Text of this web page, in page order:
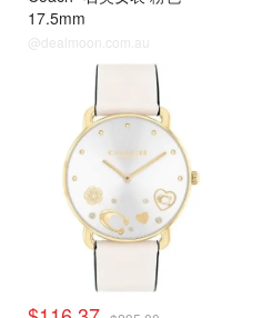
17.5mm
@dealmoon.com.au